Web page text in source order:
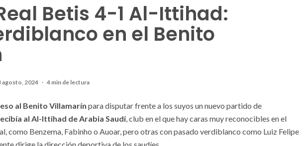
Betis 4-1 Al-Ittihad:
en el Benito
agosto, 2024 4 min de lectura
al Benito Villamarín para disputar frente a los suyos un nuevo partido de
al Al-Ittihad de Arabia Saudí, club en el que hay caras muy reconocibles en el
como Benzema, Fabinho o Auoar, pero otras con pasado verdiblanco como Luiz Felipe